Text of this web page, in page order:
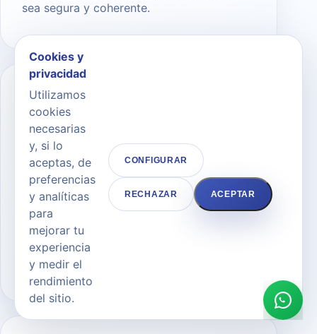
sea segura y coherente.
02
Planificación
personalizada
Explicación clara, objetivos realistas y
pautas adaptadas para que cada decisión
sea segura y coherente.
Cookies y
privacidad
Utilizamos
cookies
necesarias
y, si lo
aceptas, de
preferencias
y analíticas
para
mejorar tu
experiencia
y medir el
rendimiento
del sitio.
CONFIGURAR
RECHAZAR ACEPTAR